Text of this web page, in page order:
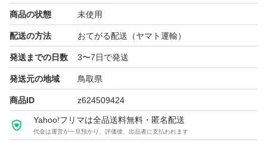
商品の状態 未使用
配送の方法 おてがる配送（ヤマト運輸）
発送までの日数 3〜7日で発送
発送元の地域 鳥取県
商品ID z624509424
Yahoo!フリマは全品送料無料・匿名配送
代金は運営が一旦預かり、評価後、出品者に支払われます